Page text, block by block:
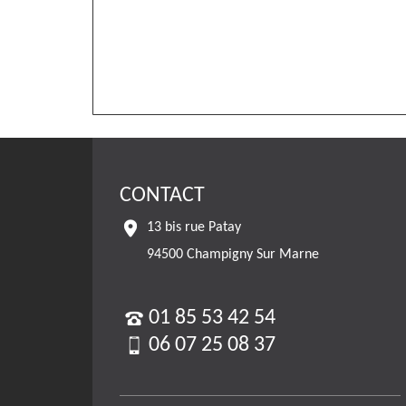
CONTACT
13 bis rue Patay
94500 Champigny Sur Marne
01 85 53 42 54
06 07 25 08 37